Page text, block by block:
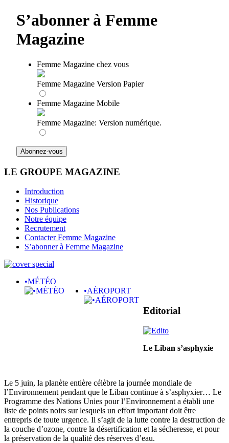
S’abonner à Femme
Magazine
Femme Magazine chez vous
Femme Magazine Version Papier
Femme Magazine Mobile
Femme Magazine: Version numérique.
LE GROUPE MAGAZINE
Introduction
Historique
Nos Publications
Notre équipe
Recrutement
Contacter Femme Magazine
S’abonner à Femme Magazine
•MÉTÉO
•AÉROPORT
Editorial
Le Liban s’asphyxie
Le 5 juin, la planète entière célèbre la journée mondiale de
l’Environnement pendant que le Liban continue à s’asphyxier… Le
Programme des Nations Unies pour l’Environnement a établi une
liste de points noirs sur lesquels un effort important doit être
entrepris de toute urgence. Il s’agit de la lutte contre la destruction de
la couche d’ozone, contre la désertification et la sécheresse, et pour
la préservation de la qualité des réserves d’eau.